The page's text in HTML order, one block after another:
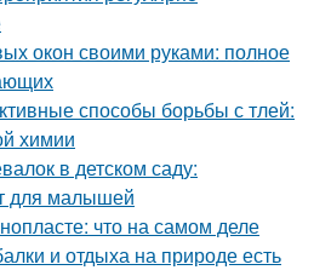
окон своими руками: полное
способы борьбы с тлей:
химии
в детском саду:
для малышей
что на самом деле
и отдыха на природе есть